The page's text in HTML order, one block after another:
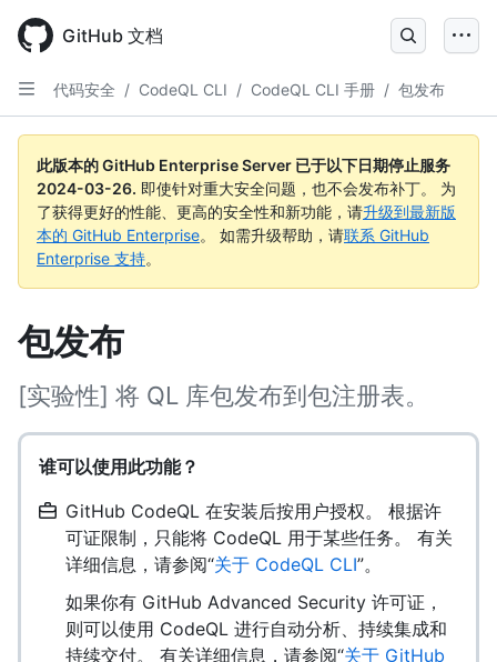
main
content
GitHub 文档
代码安全 / CodeQL CLI / CodeQL CLI 手册 / 包发布
此版本的 GitHub Enterprise Server 已于以下日期停止服务
2024-03-26. 即使针对重大安全问题，也不会发布补丁。 为
了获得更好的性能、更高的安全性和新功能，请升级到最新版
本的 GitHub Enterprise。 如需升级帮助，请联系 GitHub
Enterprise 支持。
包发布
[实验性] 将 QL 库包发布到包注册表。
谁可以使用此功能？
GitHub CodeQL 在安装后按用户授权。 根据许
可证限制，只能将 CodeQL 用于某些任务。 有关
详细信息，请参阅“关于 CodeQL CLI”。
如果你有 GitHub Advanced Security 许可证，
则可以使用 CodeQL 进行自动分析、持续集成和
持续交付。 有关详细信息，请参阅“关于 GitHub